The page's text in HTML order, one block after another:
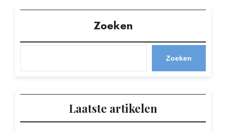
Zoeken
Zoeken
Laatste artikelen